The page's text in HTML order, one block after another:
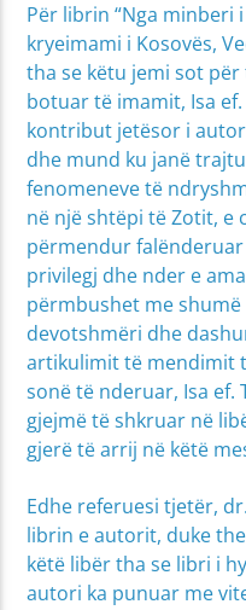
Për librin “Nga minberi
kryeimami i Kosovës,
tha se këtu jemi sot
botuar të imamit, Isa
kontribut jetësor i
dhe mund ku janë
fenomeneve të
në një shtëpi të Zotit, e
përmendur
privilegj dhe nder e
përmbushet me
devotshmëri dhe
artikulimit të mendimit
sonë të nderuar, Isa
gjejmë të shkruar në
gjerë të arrij në këtë
Edhe referuesi tjetër,
librin e autorit, duke
këtë libër tha se libri i
autori ka punuar me